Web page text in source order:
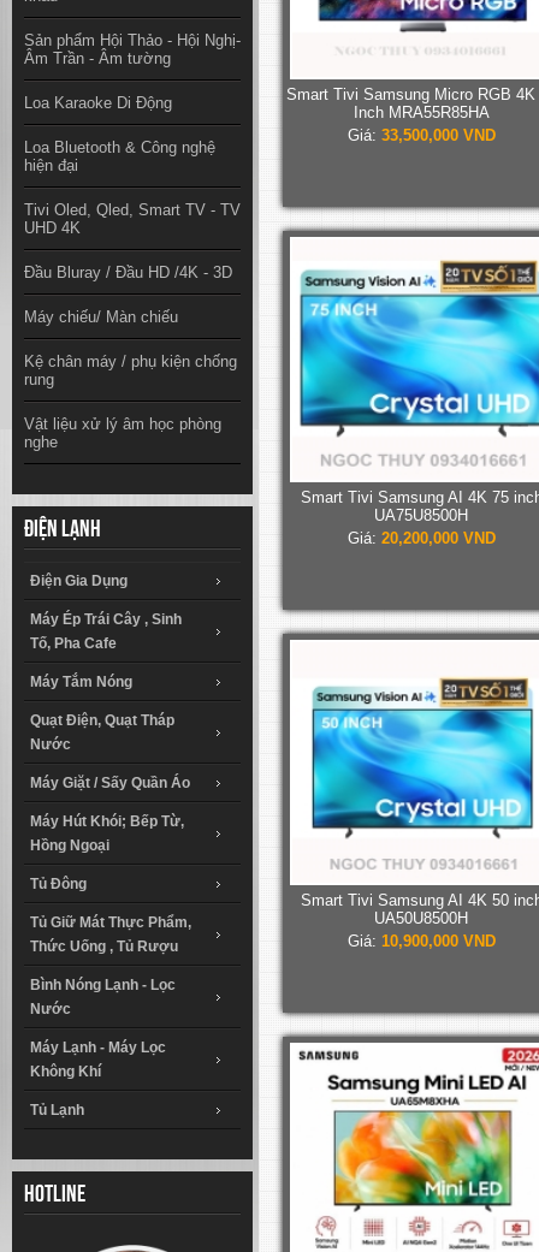
Sản phẩm Hội Thảo - Hội Nghị-
Âm Trần - Âm tường
Loa Karaoke Di Động
Loa Bluetooth & Công nghệ
hiện đại
Tivi Oled, Qled, Smart TV - TV
UHD 4K
Đầu Bluray / Đầu HD /4K - 3D
Máy chiếu/ Màn chiếu
Kệ chân máy / phụ kiện chống
rung
Vật liệu xử lý âm học phòng
nghe
Điện lạnh
Điện Gia Dụng
Máy Ép Trái Cây , Sinh
Tố, Pha Cafe
Máy Tắm Nóng
Quạt Điện, Quạt Tháp
Nước
Máy Giặt / Sấy Quần Áo
Máy Hút Khói; Bếp Từ,
Hồng Ngoại
Tủ Đông
Tủ Giữ Mát Thực Phẩm,
Thức Uống , Tủ Rượu
Bình Nóng Lạnh - Lọc
Nước
Máy Lạnh - Máy Lọc
Không Khí
Tủ Lạnh
Hotline
Smart Tivi Samsung Micro RGB 4K
Inch MRA55R85HA
Giá: 33,500,000 VND
Smart Tivi Samsung AI 4K 75
UA75U8500H
Giá: 20,200,000 VND
Smart Tivi Samsung AI 4K 50
UA50U8500H
Giá: 10,900,000 VND